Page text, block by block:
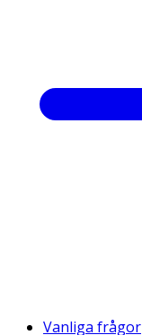
Vanliga frågor